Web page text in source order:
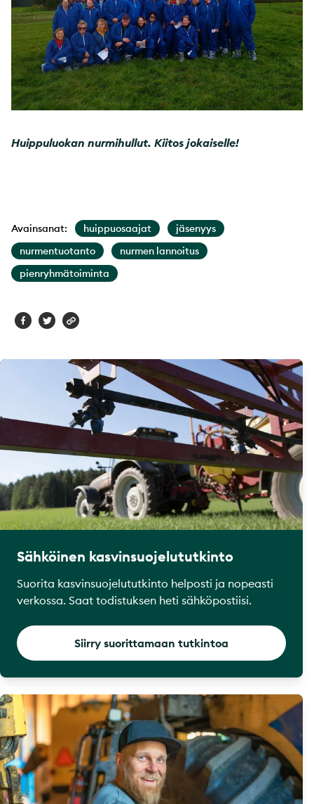
Huippuluokan nurmihullut. Kiitos jokaiselle!
Avainsanat: huippuosaajat
jäsenyys
nurmentuotanto
nurmen lannoitus
pienryhmätoiminta
Sähköinen kasvinsuojelututkinto
Suorita kasvinsuojelututkinto helposti ja nopeasti
verkossa. Saat todistuksen heti sähköpostiisi.
Siirry suorittamaan tutkintoa